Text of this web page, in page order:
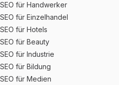
SEO für Handwerker
SEO für Einzelhandel
SEO für Hotels
SEO für Beauty
SEO für Industrie
SEO für Bildung
SEO für Medien